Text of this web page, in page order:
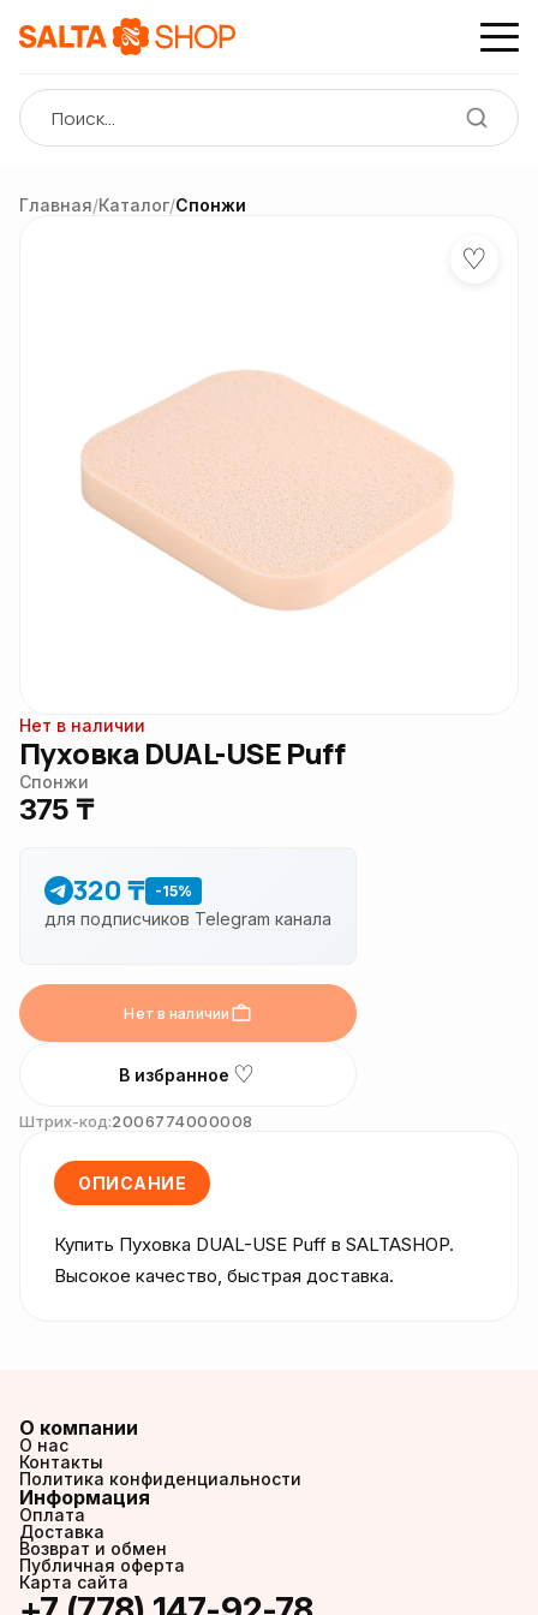
Главная/Каталог/Спонжи
♡
Нет в наличии
Пуховка DUAL-USE Puff
Спонжи
375 ₸
320 ₸ -15%
для подписчиков Telegram канала
Нет в наличии
В избранное ♡
Штрих-код:2006774000008
ОПИСАНИЕ
Купить Пуховка DUAL-USE Puff в SALTASHOP.
Высокое качество, быстрая доставка.
О компании
О нас
Контакты
Политика конфиденциальности
Информация
Оплата
Доставка
Возврат и обмен
Публичная оферта
Карта сайта